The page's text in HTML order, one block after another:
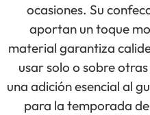
ocasiones. Su
aportan un toque
material garantiza
usar solo o sobre
una adición esencial al
para la temporada